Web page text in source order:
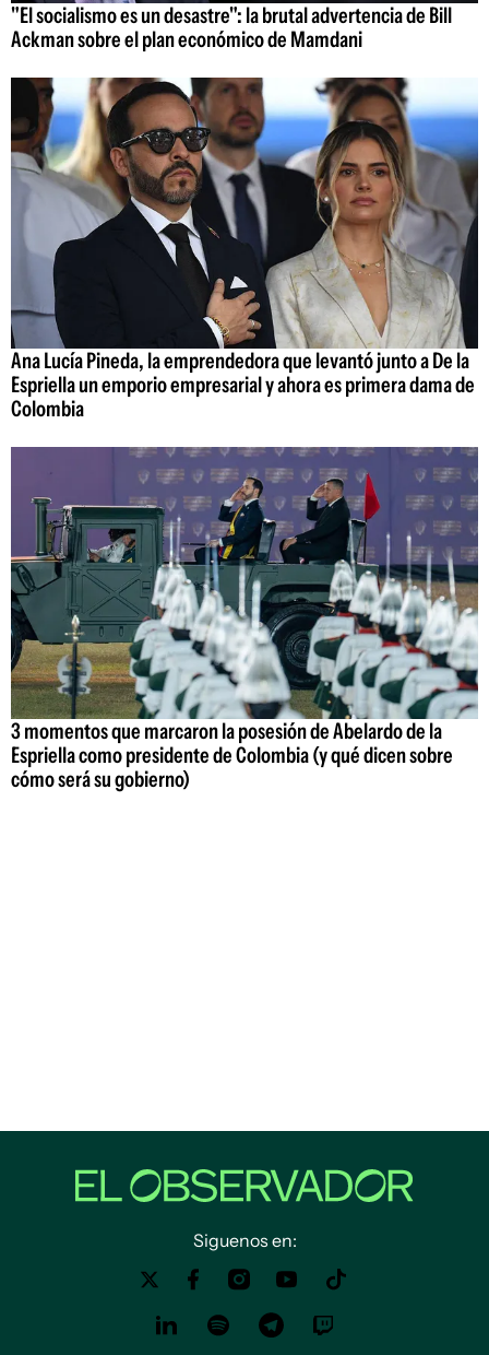
"El socialismo es un desastre": la brutal advertencia de Bill
Ackman sobre el plan económico de Mamdani
Ana Lucía Pineda, la emprendedora que levantó junto a De la
Espriella un emporio empresarial y ahora es primera dama de
Colombia
3 momentos que marcaron la posesión de Abelardo de la
Espriella como presidente de Colombia (y qué dicen sobre
cómo será su gobierno)
Siguenos en: